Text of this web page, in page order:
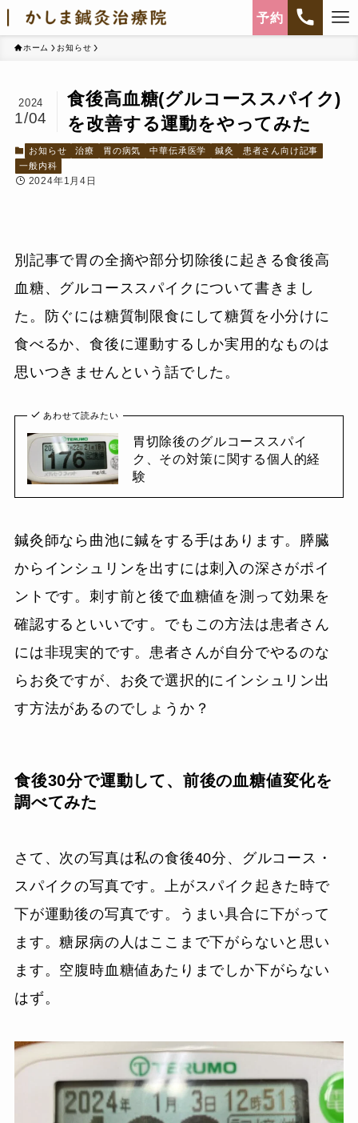
予約
ホーム お知らせ
食後高血糖(グルコーススパイク)
を改善する運動をやってみた
2024
1/04
お知らせ 治療 胃の病気 中華伝承医学 鍼灸
患者さん向け記事
一般内科
2024年1月4日
別記事で胃の全摘や部分切除後に起きる食後高
血糖、グルコーススパイクについて書きまし
た。防ぐには糖質制限食にして糖質を小分けに
食べるか、食後に運動するしか実用的なものは
思いつきませんという話でした。
あわせて読みたい
胃切除後のグルコーススパイ
ク、その対策に関する個人的経
験
鍼灸師なら曲池に鍼をする手はあります。膵臓
からインシュリンを出すには刺入の深さがポイ
ントです。刺す前と後で血糖値を測って効果を
確認するといいです。でもこの方法は患者さん
には非現実的です。患者さんが自分でやるのな
らお灸ですが、お灸で選択的にインシュリン出
す方法があるのでしょうか？
食後30分で運動して、前後の血糖値変化を
調べてみた
さて、次の写真は私の食後40分、グルコース・
スパイクの写真です。上がスパイク起きた時で
下が運動後の写真です。うまい具合に下がって
ます。糖尿病の人はここまで下がらないと思い
ます。空腹時血糖値あたりまでしか下がらない
はず。